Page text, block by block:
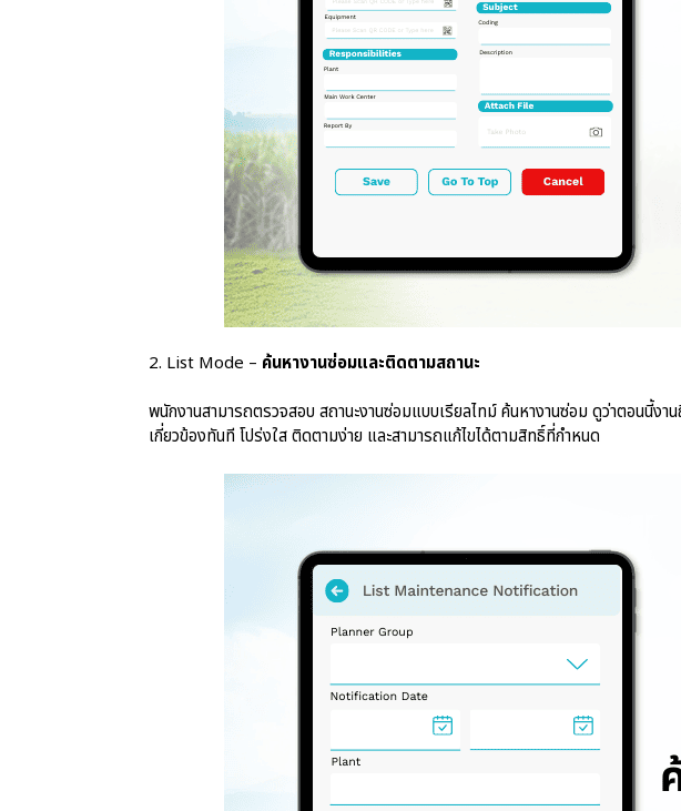
2. List Mode – ค้นหางานซ่อมและติดตามสถานะ
พนักงานสามารถตรวจสอบ สถานะงานซ่อมแบบเรียลไทม์ ค้นหางานซ่อม ดูว่าตอนนี้
เกี่ยวข้องทันที โปร่งใส ติดตามง่าย และสามารถแก้ไขได้ตามสิทธิ์ที่กำหนด